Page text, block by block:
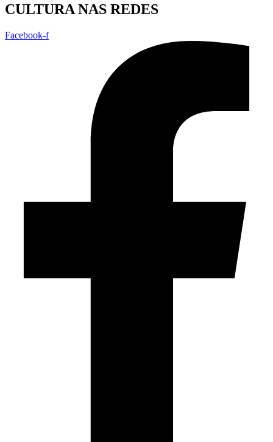
CULTURA NAS REDES
Facebook-f